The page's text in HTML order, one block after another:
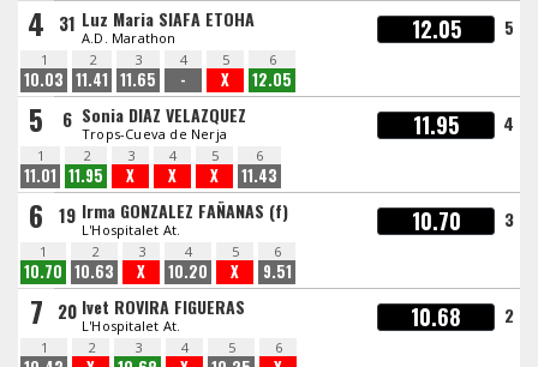
4 31 Luz Maria SIAFA ETOHA
A.D. Marathon 12.05 5
1
10.03
2
11.41
3
11.65
4
-
5
X
6
12.05
5 6 Sonia DIAZ VELAZQUEZ
Trops-Cueva de Nerja 11.95 4
1
11.01
2
11.95
3
X
4
X
5
X
6
11.43
6 19 Irma GONZALEZ FAÑANAS (f)
L'Hospitalet At. 10.70 3
1
10.70
2
10.63
3
X
4
10.20
5
X
6
9.51
7 20 Ivet ROVIRA FIGUERAS
L'Hospitalet At. 10.68 2
1 2 3 4 5 6